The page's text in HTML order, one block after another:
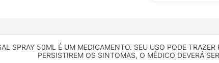
SPRAY 50ML É UM MEDICAMENTO. SEU USO PODE
PERSISTIREM OS SINTOMAS, O MÉDICO DEVERÁ